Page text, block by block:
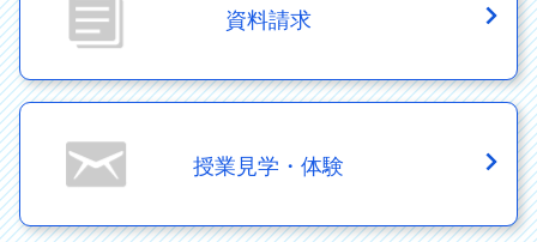
資料請求
授業見学・体験